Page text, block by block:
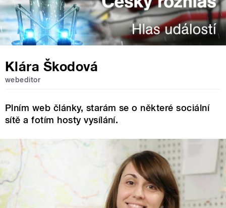
Klára Škodová
webeditor
Plním web články, starám se o některé sociální
sítě a fotím hosty vysílání.